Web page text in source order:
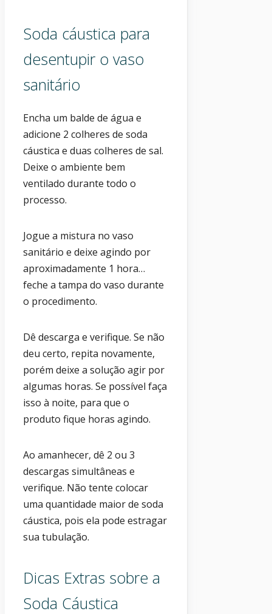
Soda cáustica para
desentupir o vaso
sanitário
Encha um balde de água e
adicione 2 colheres de soda
cáustica e duas colheres de sal.
Deixe o ambiente bem
ventilado durante todo o
processo.
Jogue a mistura no vaso
sanitário e deixe agindo por
aproximadamente 1 hora…
feche a tampa do vaso durante
o procedimento.
Dê descarga e verifique. Se não
deu certo, repita novamente,
porém deixe a solução agir por
algumas horas. Se possível faça
isso à noite, para que o
produto fique horas agindo.
Ao amanhecer, dê 2 ou 3
descargas simultâneas e
verifique. Não tente colocar
uma quantidade maior de soda
cáustica, pois ela pode estragar
sua tubulação.
Dicas Extras sobre a
Soda Cáustica